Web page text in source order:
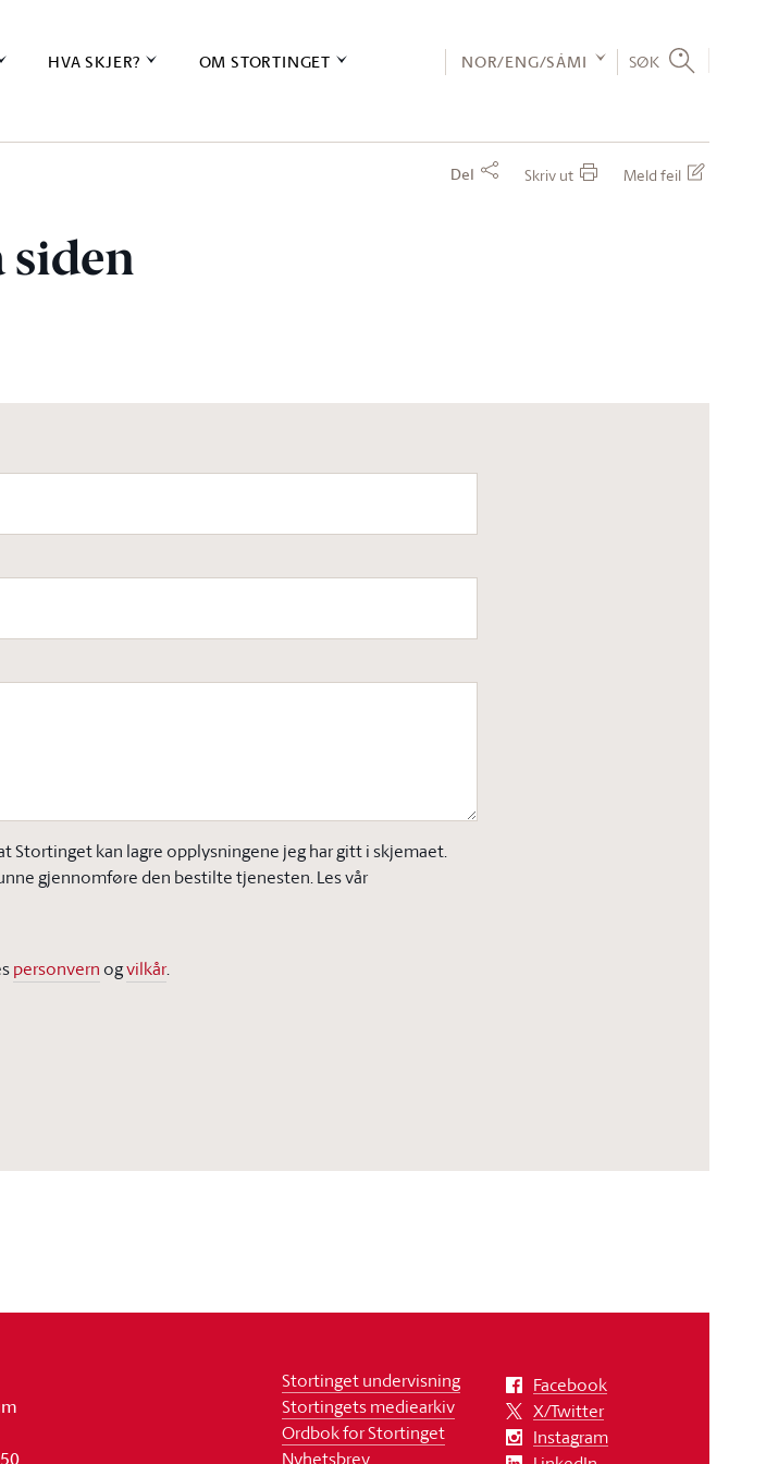
HVA SKJER? OM STORTINGET NOR/ENG/SÁMI SØK
Del Skriv ut Meld feil
siden
Stortinget kan lagre opplysningene jeg har gitt i skjemaet.
gjennomføre den bestilte tjenesten. Les vår
personvern ogvilkår.
Stortinget undervisning
Stortingets mediearkiv
Ordbok for Stortinget
Nyhetsbrev
Facebook
X/Twitter
Instagram